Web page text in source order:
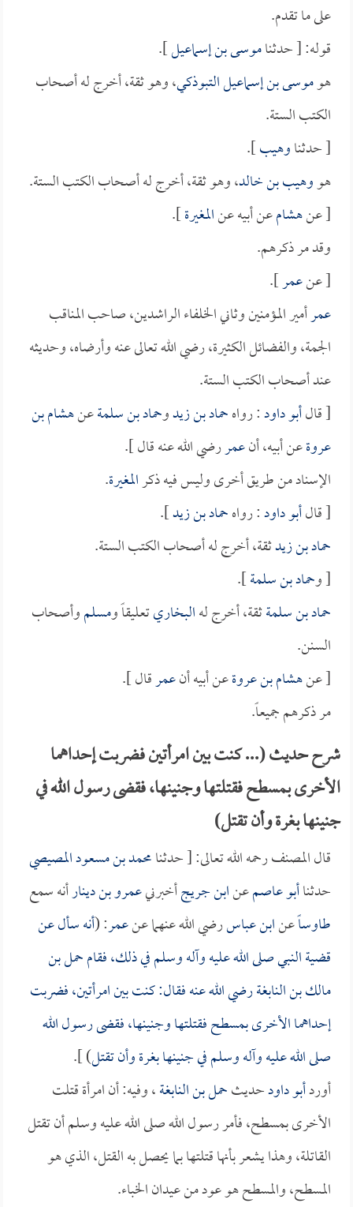
على ما تقدم.
قوله: [ حدثناموسى بن إسماعيل].
هوموسى بن إسماعيل التبوذكي، وهو ثقة، أخرج له أصحاب
الكتب الستة.
[ حدثناوهيب].
هووهيب بن خالد، وهو ثقة، أخرج له أصحاب الكتب الستة.
[ عنهشامعن أبيه عنالمغيرة].
وقد مر ذكرهم.
[ عنعمر].
عمرأمير المؤمنين وثاني الخلفاء الراشدين، صاحب المناقب
الجمة، والفضائل الكثيرة، رضي الله تعالى عنه وأرضاه، وحديثه
عند أصحاب الكتب الستة.
[ قالأبو داود: رواهحماد بن زيدوحماد بن سلمةعنهشام بن
عروةعن أبيه، أنعمررضي الله عنه قال ].
الإسناد من طريق أخرى وليس فيه ذكرالمغيرة.
[ قالأبو داود: رواهحماد بن زيد].
حماد بن زيدثقة، أخرج له أصحاب الكتب الستة.
[ وحماد بن سلمة].
حماد بن سلمةثقة، أخرج لهالبخاريتعليقاً ومسلموأصحاب
السنن.
[ عنهشام بن عروةعن أبيه أنعمرقال ].
مر ذكرهم جميعاً.
شرح حديث (... كنت بين امرأتين فضربت إحداهما
الأخرى بمسطح فقتلتها وجنينها، فقضى رسول الله في
جنينها بغرة وأن تقتل)
قال المصنف رحمه الله تعالى: [ حدثنامحمد بن مسعود المصيصي
حدثناأبو عاصمعنابن جريجأخبرنيعمرو بن دينارأنه سمع
طاوساًعنابن عباسرضي الله عنهما عنعمر: (أنه سأل عن
قضية النبي صلى الله عليه وآله وسلم في ذلك، فقامحمل بن
مالك بن النابغةرضي الله عنه فقال: كنت بين امرأتين، فضربت
إحداهما الأخرى بمسطح فقتلتها وجنينها، فقضى رسول الله
صلى الله عليه وآله وسلم في جنينها بغرة وأن تقتل) ].
أوردأبو داودحديثحمل بن النابغة، وفيه: أن امرأة قتلت
الأخرى بمسطح، فأمر رسول الله صلى الله عليه وسلم أن تقتل
القاتلة، وهذا يشعر بأنها قتلتها بما يحصل به القتل، الذي هو
المسطح، والمسطح هو عود من عيدان الخباء.